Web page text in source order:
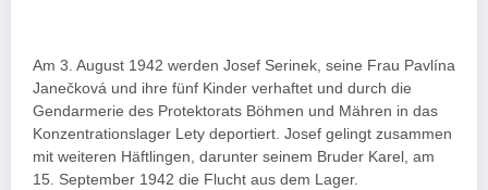
Am 3. August 1942 werden Josef Serinek, seine Frau Pavlína
Janečková und ihre fünf Kinder verhaftet und durch die
Gendarmerie des Protektorats Böhmen und Mähren in das
Konzentrationslager Lety deportiert. Josef gelingt zusammen
mit weiteren Häftlingen, darunter seinem Bruder Karel, am
15. September 1942 die Flucht aus dem Lager.